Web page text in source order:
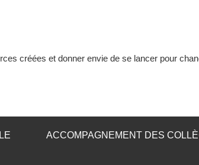
créées et donner envie de se lancer pour
ACCOMPAGNEMENT DES